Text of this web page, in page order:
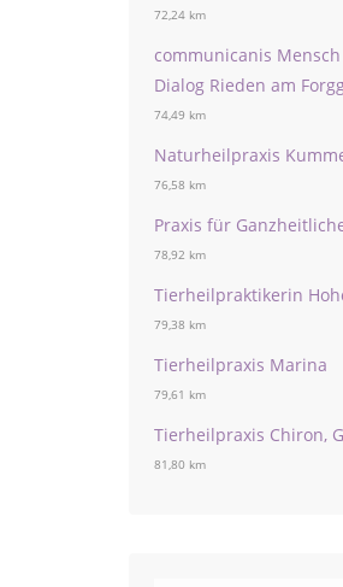
72,24 km
communicanis
Dialog Rieden am
74,49 km
Naturheilpraxis
76,58 km
Praxis für
78,92 km
Tierheilpraktikerin
79,38 km
Tierheilpraxis Marina
79,61 km
Tierheilpraxis Chiron,
81,80 km